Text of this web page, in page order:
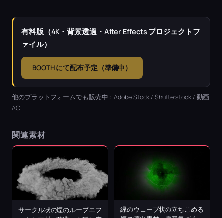
有料版（4K・背景透過・After Effects プロジェクトフ
ァイル）
BOOTH にて配布予定（準備中）
他のプラットフォームでも販売中：Adobe Stock /Shutterstock/ 動画
AC
関連素材
サークル状の煙のループエフ
緑のウェーブ状の立ちこめる